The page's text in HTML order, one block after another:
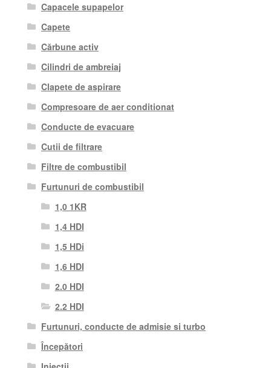
Capacele supapelor
Capete
Cărbune activ
Cilindri de ambreiaj
Clapete de aspirare
Compresoare de aer conditionat
Conducte de evacuare
Cutii de filtrare
Filtre de combustibil
Furtunuri de combustibil
1,0 1KR
1,4 HDI
1,5 HDi
1,6 HDI
2.0 HDI
2.2 HDI
Furtunuri, conducte de admisie si turbo
Începători